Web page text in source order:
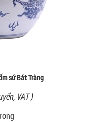
sứ Bát Tràng
VAT )